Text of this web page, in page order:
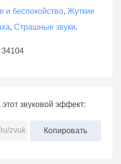
и беспокойство, Жуткие
, Страшные звуки.
34104
звуковой эффект:
Копировать